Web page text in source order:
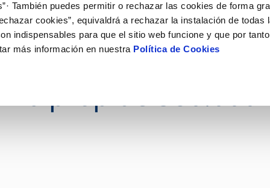
También puedes permitir o rechazar las cookies de forma
cookies”, equivaldrá a rechazar la instalación de todas
indispensables para que el sitio web funcione y que por
más información en nuestra Política de Cookies
de titular
de subministrament
MODIFICACIÓ DE DADES
Actualitzar dades bancàries
Actualitzar dades de
AL CLIENT
contacte
i afectacions
COMPROMÍS DE SERVEI
Customer Counsel (Defensa
Normativa del servei
de la qualitat de l’aigua
CUIDEM L'AIGUA
Consells d'estalvi
Dipòsits comunitaris
COMPROMISOS
persones
ambient
prop de 580.000